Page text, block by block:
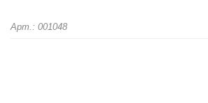
Арт.: 001048